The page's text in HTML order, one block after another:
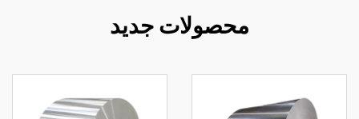
محصولات جدید